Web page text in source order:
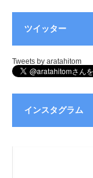
ツイッター
Tweets by aratahitom
インスタグラム